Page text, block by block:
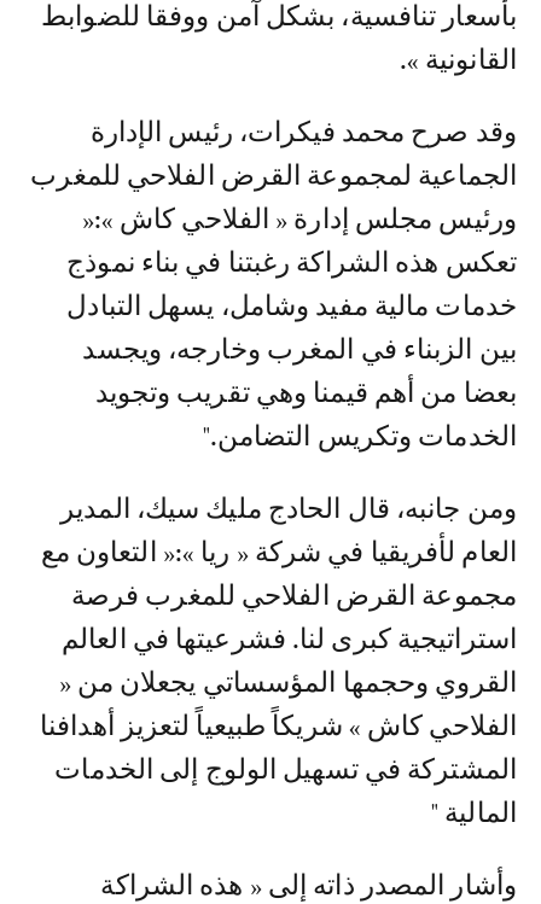
بأسعار تنافسية، بشكل آمن ووفقا للضوابط
القانونية ».
وقد صرح محمد فيكرات، رئيس الإدارة
الجماعية لمجموعة القرض الفلاحي للمغرب
ورئيس مجلس إدارة « الفلاحي كاش »:«
تعكس هذه الشراكة رغبتنا في بناء نموذج
خدمات مالية مفيد وشامل، يسهل التبادل
بين الزبناء في المغرب وخارجه، ويجسد
بعضا من أهم قيمنا وهي تقريب وتجويد
الخدمات وتكريس التضامن."
ومن جانبه، قال الحادج مليك سيك، المدير
العام لأفريقيا في شركة « ريا »:« التعاون مع
مجموعة القرض الفلاحي للمغرب فرصة
استراتيجية كبرى لنا. فشرعيتها في العالم
القروي وحجمها المؤسساتي يجعلان من «
الفلاحي كاش » شريكاً طبيعياً لتعزيز أهدافنا
المشتركة في تسهيل الولوج إلى الخدمات
المالية "
وأشار المصدر ذاته إلى « هذه الشراكة